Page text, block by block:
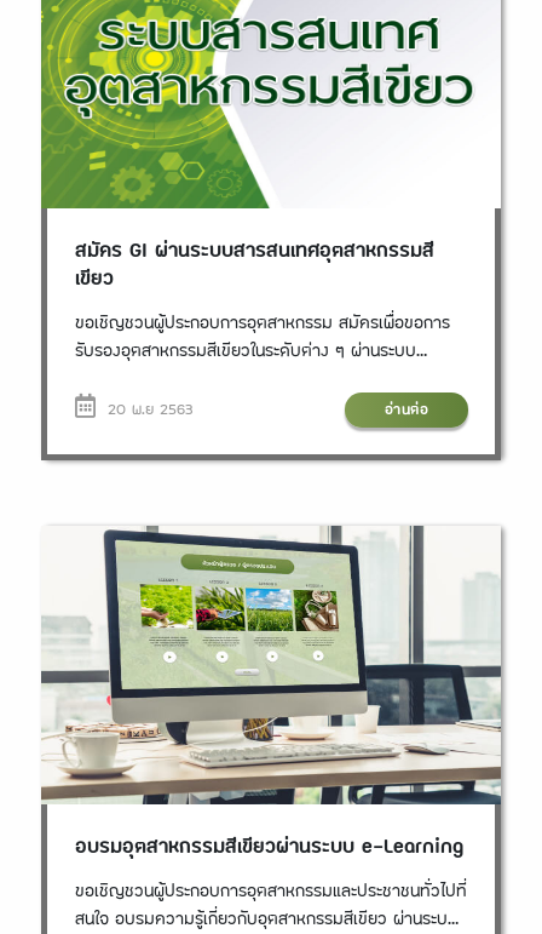
สมัคร GI ผ่านระบบสารสนเทศอุตสาหกรรมสี
เขียว
ขอเชิญชวนผู้ประกอบการอุตสาหกรรม สมัครเพื่อขอการ
รับรองอุตสาหกรรมสีเขียวในระดับต่าง ๆ ผ่านระบบ
เขียวของกรมโรงงานอุตสาหกรรม สำหรับผู้ประกอบการที่
เริ่มขอการรับรองใหม่ การต่ออายุ หรือการยกระดับ
อุตสาหกรรมสีเขียว โดยผู้ประกอบการสามารถยื่นเอกสาร
GI ในระบบสารสนเทศอุตสาหกรรมสีเขียว สามารถสมัคร
ผ่านเว็บไซต์อุตสาหกรรมสีเขียว
http://greenindustry.diw.go.th และเข้าสู่ระบบผ่าน
Banner สอบถามรายละเอียดเพิ่มเติมได้ที่ กองส่งเสริม
เทคโนโลยีสิ่งแวดล้อมโรงงาน กรมโรงงานอุตสาหกรรม
โทรศัพท์ 0 2202 3414, 0 2202 4173 หรือที่เว็บไซด์
http://greenindustry.diw.go.th
20 พ.ย 2563 อ่านต่อ
อบรมอุตสาหกรรมสีเขียวผ่านระบบ e-Learning
ขอเชิญชวนผู้ประกอบการอุตสาหกรรมและประชาชนทั่วไปที่
สนใจ อบรมความรู้เกี่ยวกับอุตสาหกรรมสีเขียว ผ่านระบบ